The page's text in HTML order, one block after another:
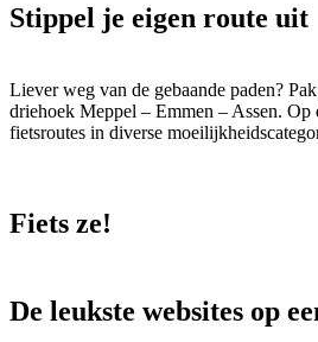
Stippel je eigen route uit
Liever weg van de gebaande paden?
driehoek Meppel – Emmen – Assen. Op
fietsroutes in diverse
Fiets ze!
De leukste websites op